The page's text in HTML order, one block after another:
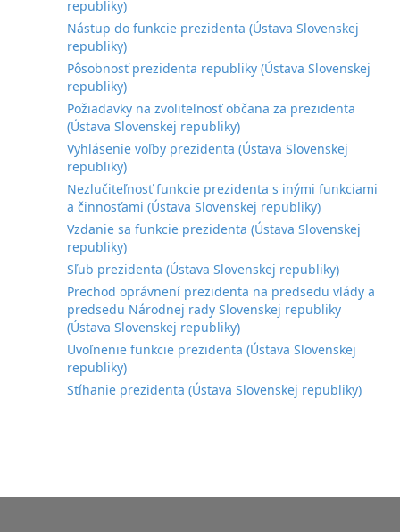
republiky)
Nástup do funkcie prezidenta (Ústava Slovenskej
republiky)
Pôsobnosť prezidenta republiky (Ústava Slovenskej
republiky)
Požiadavky na zvoliteľnosť občana za prezidenta
(Ústava Slovenskej republiky)
Vyhlásenie voľby prezidenta (Ústava Slovenskej
republiky)
Nezlučiteľnosť funkcie prezidenta s inými funkciami
a činnosťami (Ústava Slovenskej republiky)
Vzdanie sa funkcie prezidenta (Ústava Slovenskej
republiky)
Sľub prezidenta (Ústava Slovenskej republiky)
Prechod oprávnení prezidenta na predsedu vlády a
predsedu Národnej rady Slovenskej republiky
(Ústava Slovenskej republiky)
Uvoľnenie funkcie prezidenta (Ústava Slovenskej
republiky)
Stíhanie prezidenta (Ústava Slovenskej republiky)